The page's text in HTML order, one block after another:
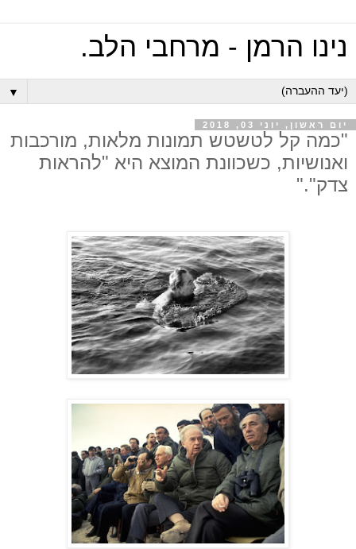
נינו הרמן - מרחבי הלב.
▼
יום ראשון, יוני 03, 2018
"כמה קל לטשטש תמונות מלאות, מורכבות
ואנושיות, כשכוונת המוצא היא "להראות
צדק"."